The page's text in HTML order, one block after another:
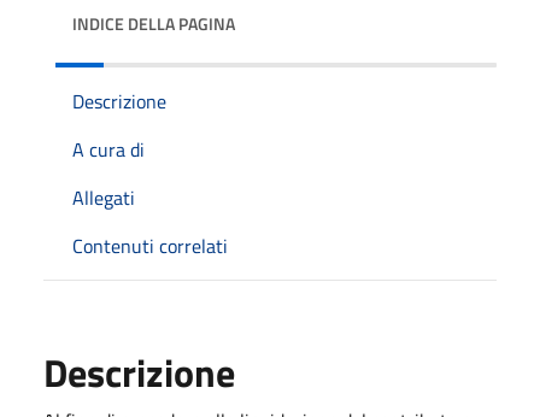
INDICE DELLA PAGINA
Descrizione
A cura di
Allegati
Contenuti correlati
Descrizione